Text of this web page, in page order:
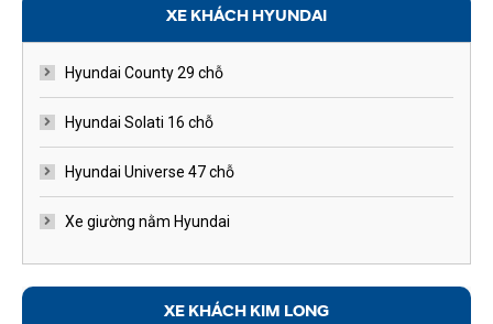
XE KHÁCH HYUNDAI
Hyundai County 29 chỗ
Hyundai Solati 16 chỗ
Hyundai Universe 47 chỗ
Xe giường nằm Hyundai
XE KHÁCH KIM LONG